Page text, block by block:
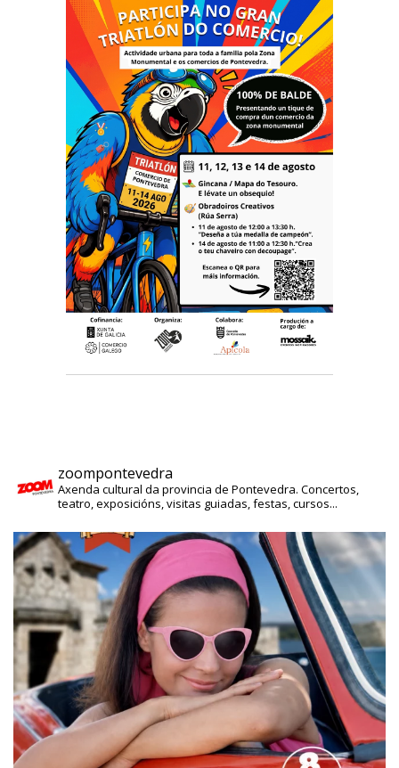
zoompontevedra
Axenda cultural da provincia de Pontevedra. Concertos,
teatro, exposicións, visitas guiadas, festas, cursos...